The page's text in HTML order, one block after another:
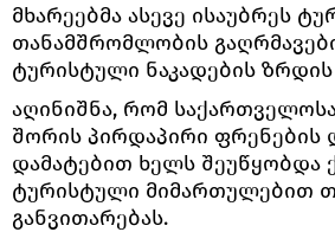
მხარეებმა ასევე ისაუბრეს
თანამშრომლობის
ტურისტული ნაკადების
აღინიშნა, რომ
შორის პირდაპირი ფრენების
დამატებით ხელს შეუწყობდა
ტურისტული მიმართულებით
განვითარებას.